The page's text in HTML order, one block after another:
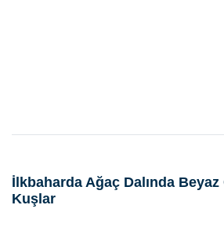
İlkbaharda Ağaç Dalında
Kuşlar